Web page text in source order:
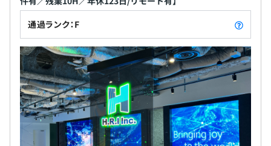
キャリアアドバイザーと現場で評価でそれぞれ評価しま
す。
プロジェクトの遂行度合いとご自身で目標とするスキルア
ップの達成度合いで総合的に評価しています。
通過ランク：F